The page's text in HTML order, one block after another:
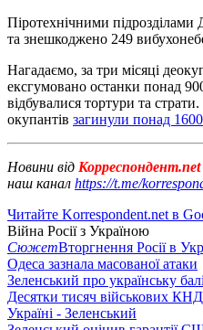
Піротехнічними
та знешкоджено 249
Нагадаємо, за три місяці
ексгумовано останки понад
відбувалися тортури та
окупантів загинули понад
Новини від Корреспондент.net
наш канал https://t.me/
Читайте Korrespondent.net в
Війна Росії з Україною
СюжетВторгнення Росії в
Одеса зазнала масованої атаки
Зеленський про українську
Десятки тисяч військових
Україні - Зеленський